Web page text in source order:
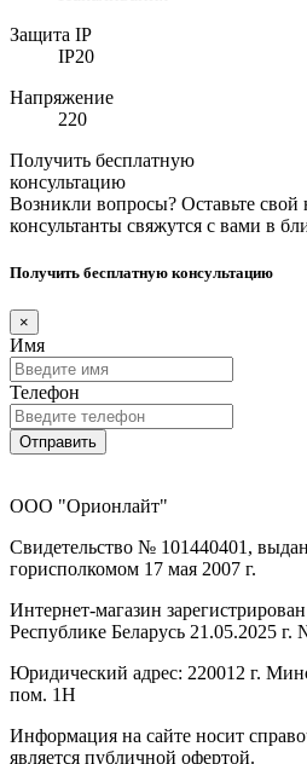
Защита IP
IP20
Напряжение
220
Получить бесплатную
консультацию
Возникли вопросы? Оставьте
консультанты свяжутся с вами в
Получить бесплатную консультацию
×
Имя
Телефон
Отправить
ООО "Орионлайт"
Свидетельство № 101440401,
горисполкомом 17 мая 2007 г.
Интернет-магазин
Республике Беларусь 21.05.2025 г.
Юридический адрес: 220012 г.
пом. 1Н
Информация на сайте носит
является публичной офертой.